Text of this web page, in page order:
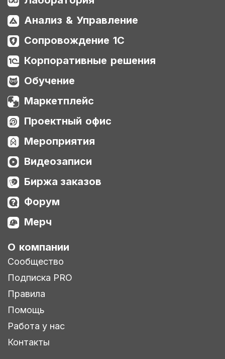
Анализ & Управление
Сопровождение 1С
Корпоративные решения
Обучение
Маркетплейс
Проектный офис
Мероприятия
Видеозаписи
Биржа заказов
Форум
Мерч
О компании
Сообщество
Подписка PRO
Правила
Помощь
Работа у нас
Контакты